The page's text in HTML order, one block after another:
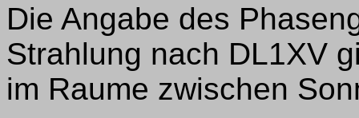
Die Angabe des
Strahlung nach DL1XV
im Raume zwischen